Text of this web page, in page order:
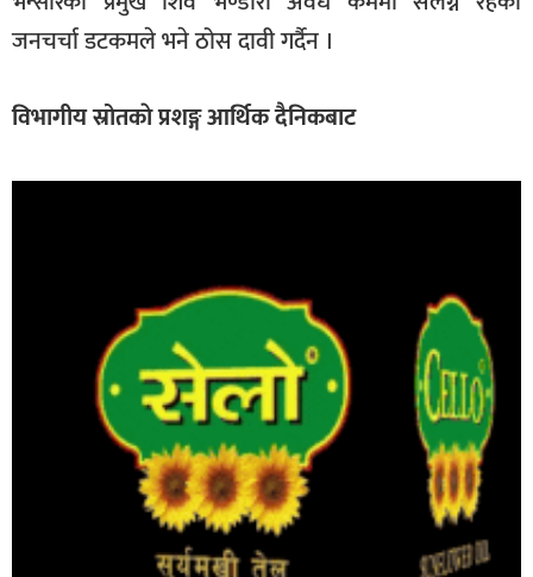
जनचर्चा डटकमले भने ठोस दावी गर्दैन ।
विभागीय स्रोतकाे प्रशङ्ग आर्थिक दैनिकबाट